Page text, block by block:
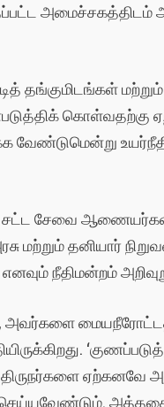
தங்குமிடங்கள்
வேண்டுமென்று
சட்ட சேவை
மற்றும் தனியார்
நீதிமன்றம்
அவர்களை
ஏற்கனவே